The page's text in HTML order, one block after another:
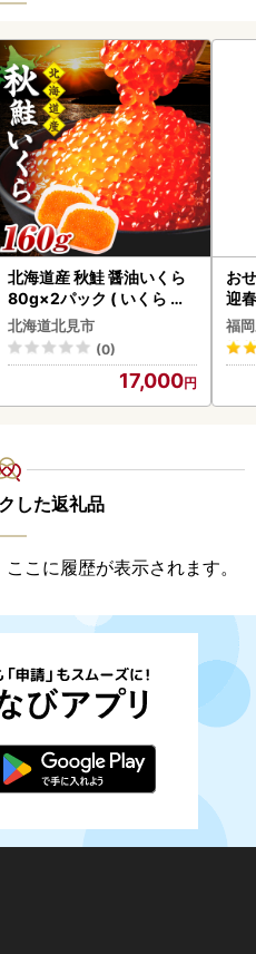
北海道産 秋鮭 醤油いくら
80g×2パック ( いくら イ
クラ 魚卵 鮭 サケ さけ 鮭い
くら 醤油漬け パック 北海
道産 ふるさと納税 秋鮭 )【
北海道北見市
(0)
17,000
お
迎
福
した返礼品
こに履歴が表示されます。